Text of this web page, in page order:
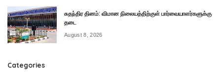
சுதந்திர தினம்: விமான நிலையத்திற்குள் பார்வையாளர்களுக்கு
தடை
August 8, 2026
Categories